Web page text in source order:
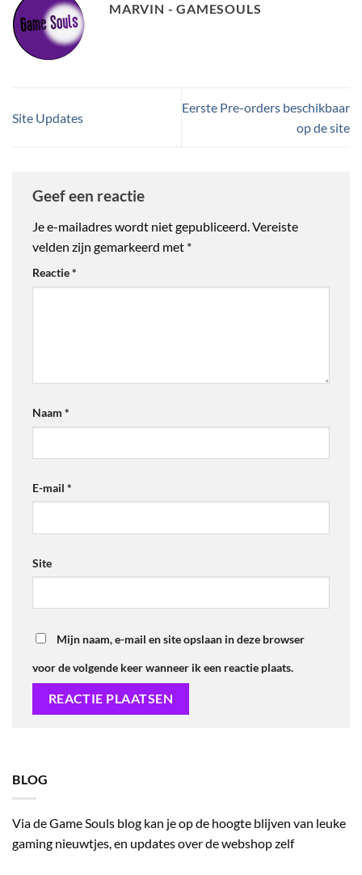
MARVIN - GAMESOULS
Site Updates
Eerste Pre-orders beschikbaar
op de site
Geef een reactie
Je e-mailadres wordt niet gepubliceerd.Vereiste
velden zijn gemarkeerd met *
Reactie*
Naam *
E-mail *
Site
Mijn naam, e-mail en site opslaan in deze browser
voor de volgende keer wanneer ik een reactie plaats.
BLOG
Via de Game Souls blog kan je op de hoogte blijven van leuke
gaming nieuwtjes, en updates over de webshop zelf